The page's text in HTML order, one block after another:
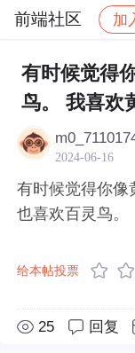
前端社区 加
社区 前端社区
有时候觉得
鸟。 我喜欢
2024-06-16
有时候觉得你像
也喜欢百灵鸟。
给本帖投票
25 回复